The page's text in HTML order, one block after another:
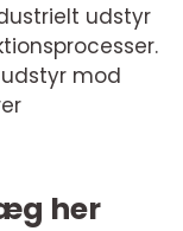
udstyr
mod
her